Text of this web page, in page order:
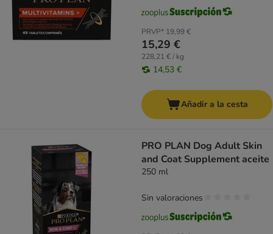
PRVP* 19,99 €
15,29 €
228,21 € / kg
14,53 €
Añadir a la cesta
PRO PLAN Dog Adult Skin
and Coat Supplement aceite
250 ml
Sin valoraciones